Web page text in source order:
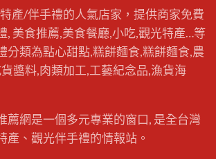
產/伴手禮的人氣店家，提供商家免費
, 美食推薦,美食餐廳,小吃,觀光特產…等
分類為點心甜點,糕餅麵食,糕餅麵食,農
醬料,肉類加工,工藝紀念品,漁貨海
薦網是一個多元專業的窗口, 是全台灣
產、觀光伴手禮的情報站。